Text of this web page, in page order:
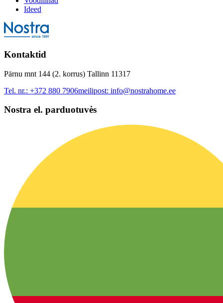
Ideed
Kontaktid
Pärnu mnt 144 (2. korrus) Tallinn 11317
Tel. nr.: +372 880 7906meilipost: info@nostrahome.ee
Nostra el. parduotuvės